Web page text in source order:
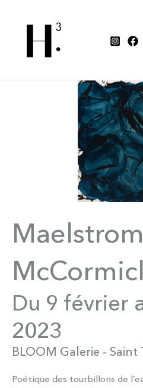
Maelstrom
Du 9 février
2023
BLOOM Galerie - Saint
Poétique des tourbillons de